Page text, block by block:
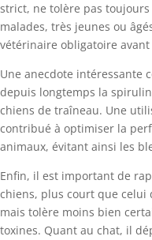
strict, ne tolère pas
malades, très jeunes ou
vétérinaire obligatoire
Une anecdote intéressante
depuis longtemps la
chiens de traîneau. Une
contribué à optimiser la
animaux, évitant ainsi les
Enfin, il est important de
chiens, plus court que celui
mais tolère moins bien
toxines. Quant au chat, il